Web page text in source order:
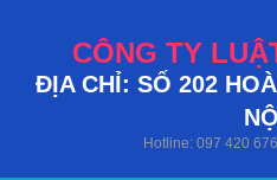
CÔNG TY
ĐỊA CHỈ: SỐ 202
Hotline: 097 420